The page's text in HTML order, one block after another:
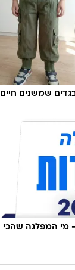
שמשנים חיים
מי המפלגה שהכי